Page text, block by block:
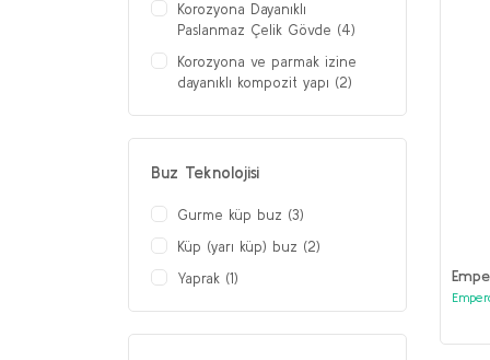
Korozyona Dayanıklı
Paslanmaz Çelik Gövde (4)
Korozyona ve parmak izine
dayanıklı kompozit yapı (2)
Buz Teknolojisi
Gurme küp buz (3)
Küp (yarı küp) buz (2)
Yaprak (1)